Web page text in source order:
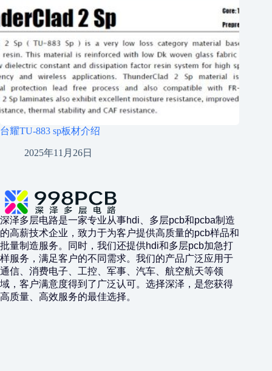
台耀TU-883 sp板材介绍
2025年11月26日
深泽多层电路是一家专业从事hdi、多层pcb和pcba制造
的高薪技术企业，致力于为客户提供高质量的pcb样品和
批量制造服务。同时，我们还提供hdi和多层pcb加急打
样服务，满足客户的不同需求。我们的产品广泛应用于
通信、消费电子、工控、军事、汽车、航空航天等领
域，客户满意度得到了广泛认可。选择深泽，是您获得
高质量、高效服务的最佳选择。